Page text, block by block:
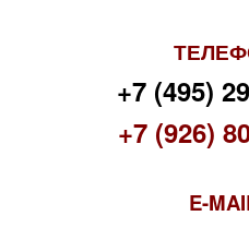
+7 (495)
+7 (926)
E-